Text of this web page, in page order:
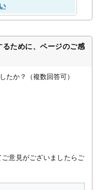
い
ために、ページのご感
たか？（複数回答可）
意見がございましたらご